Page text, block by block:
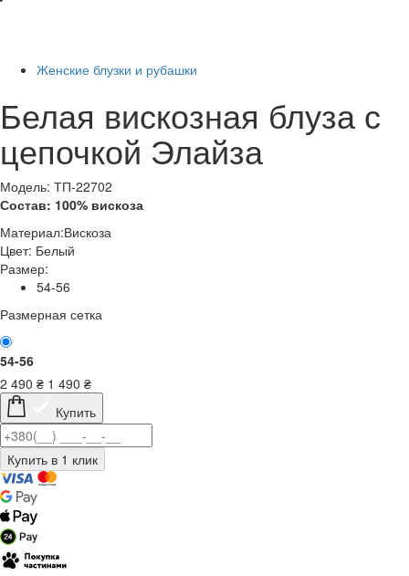
Женские блузки и рубашки
Белая вискозная блуза с
цепочкой Элайза
Модель: ТП-22702
Состав: 100% вискоза
Материал:Вискоза
Цвет: Белый
Размер:
54-56
Размерная сетка
54-56
2 490 ₴ 1 490 ₴
Купить